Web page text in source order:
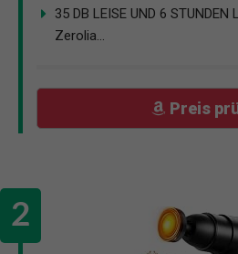
35 DB LEISE UND 6 STUNDEN
Zerolia...
Preis